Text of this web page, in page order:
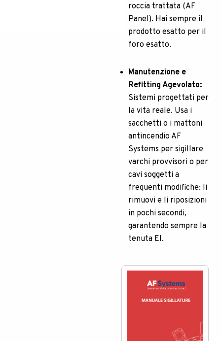
roccia trattata (AF
Panel). Hai sempre il
prodotto esatto per il
foro esatto.
Manutenzione e
Refitting Agevolato:
Sistemi progettati per
la vita reale. Usa i
sacchetti o i mattoni
antincendio AF
Systems per sigillare
varchi provvisori o per
cavi soggetti a
frequenti modifiche: li
rimuovi e li riposizioni
in pochi secondi,
garantendo sempre la
tenuta EI.